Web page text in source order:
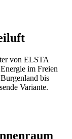
von ELSTA
im Freien
bis
Variante.